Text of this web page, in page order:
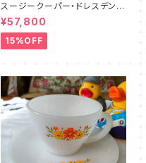
スージークーパー・ドレスデンス
プレイ・フルセット（ピンク）SCD
R9003
¥57,800
15%OFF